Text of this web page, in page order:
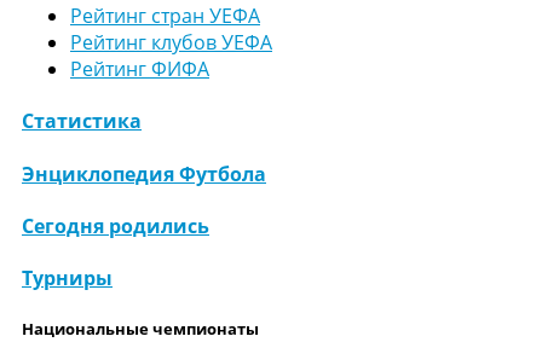
Рейтинг стран УЕФА
Рейтинг клубов УЕФА
Рейтинг ФИФА
Статистика
Энциклопедия Футбола
Сегодня родились
Турниры
Национальные чемпионаты